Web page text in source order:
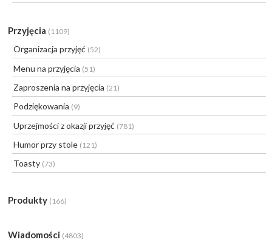
Przyjęcia (1109)
Organizacja przyjęć (52)
Menu na przyjęcia (51)
Zaproszenia na przyjęcia (21)
Podziękowania (9)
Uprzejmości z okazji przyjęć (781)
Humor przy stole (121)
Toasty (73)
Produkty (166)
Wiadomości (4803)